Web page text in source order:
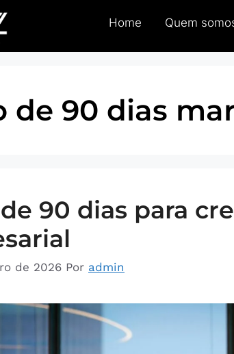
Home Quem
de 90 dias
90 dias para
de 2026 Por admin